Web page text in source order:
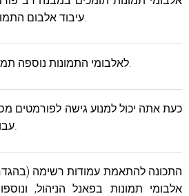
עיבוד אלבום התמונות הועבר למשימות רקע.
לאלבומי התמונות נוספה תמיכה במקורות תוכן ודגמים.
כעת אתה יכול למנוע גישה לפורמטים
עבור משתמשים לא מורשים.
התכונה להתאמת עמודות רשימה
אלבומי תמונות בפאנל הניהול,